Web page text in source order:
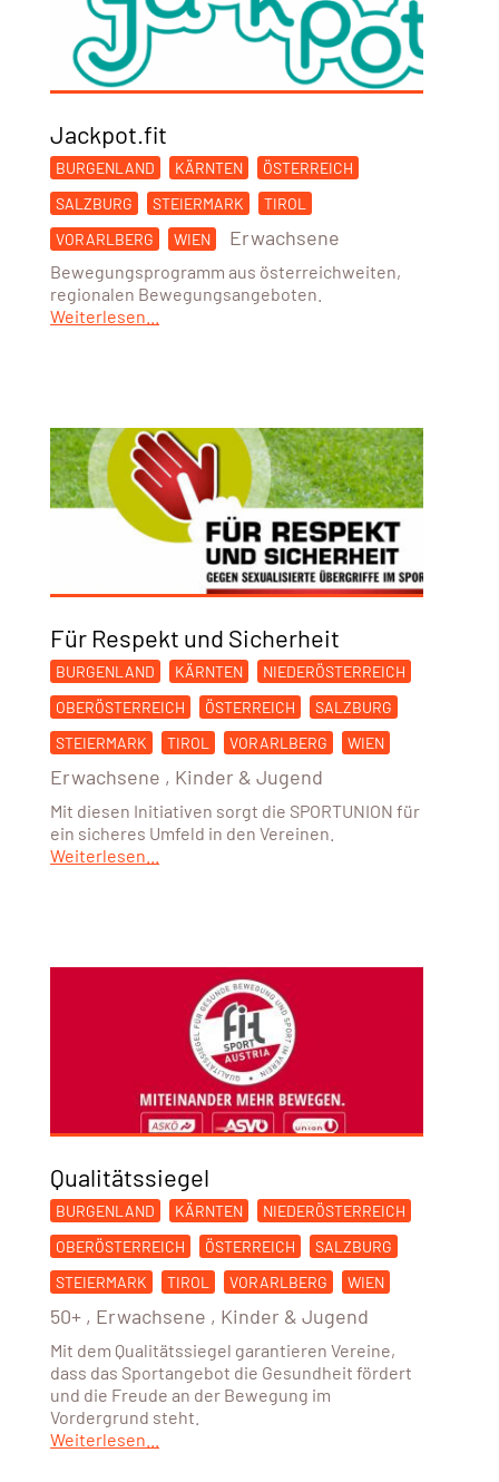
Jackpot.fit
BURGENLAND KÄRNTEN
ÖSTERREICH
SALZBURG
STEIERMARK
TIROL
VORARLBERG
WIEN Erwachsene
Bewegungsprogramm aus österreichweiten,
regionalen Bewegungsangeboten.
Weiterlesen...
Für Respekt und Sicherheit
BURGENLAND KÄRNTEN
NIEDERÖSTERREICH
OBERÖSTERREICH
ÖSTERREICH
SALZBURG
STEIERMARK
TIROL VORARLBERG WIEN
Erwachsene , Kinder & Jugend
Mit diesen Initiativen sorgt die SPORTUNION für
ein sicheres Umfeld in den Vereinen.
Weiterlesen...
Qualitätssiegel
BURGENLAND KÄRNTEN
NIEDERÖSTERREICH
OBERÖSTERREICH
ÖSTERREICH
SALZBURG
STEIERMARK
TIROL VORARLBERG WIEN
50+ , Erwachsene , Kinder & Jugend
Mit dem Qualitätssiegel garantieren Vereine,
dass das Sportangebot die Gesundheit fördert
und die Freude an der Bewegung im
Vordergrund steht.
Weiterlesen...